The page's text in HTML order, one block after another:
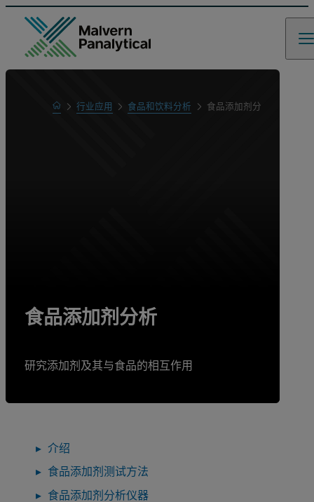
Home行业应用 食品和饮料分析 食品添加剂分析
食品添加剂分析
研究添加剂及其与食品的相互作用
介绍
食品添加剂测试方法
食品添加剂分析仪器